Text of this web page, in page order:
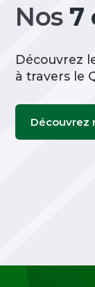
Nos 7
Découvrez
à travers le
Découvrez